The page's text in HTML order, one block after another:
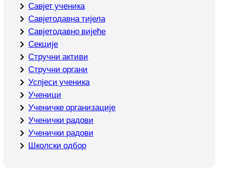
Савјет ученика
Савјетодавна тијела
Савјетодавно вијеће
Секције
Стручни активи
Стручни органи
Успјеси ученика
Ученици
Ученичке организације
Ученички радови
Ученички радови
Школски одбор